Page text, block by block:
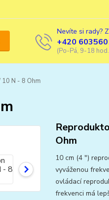
Nevíte si rady?
+420
(Po-Pá, 9-18
N - 8 Ohm
Ohm
10 cm (4 ")
vyváženou
ovládací
frekvenci má